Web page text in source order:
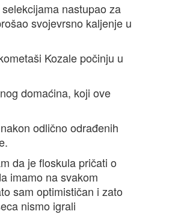
nastupao za
svojevrsno kaljenje u
Kozale počinju u
domaćina, koji ove
odlično odrađenih
da je floskula pričati o
imamo na svakom
sam optimističan i zato
nismo igrali